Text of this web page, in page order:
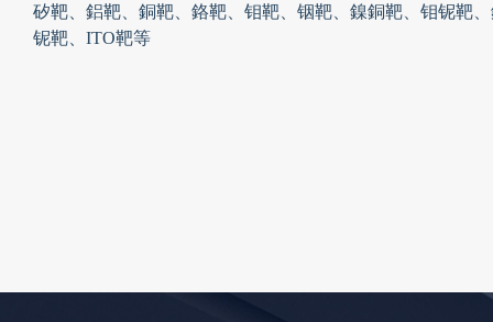
矽靶、鋁靶、銅靶、鉻靶、钼靶、铟靶、鎳銅靶、钼铌靶
铌靶、ITO靶等